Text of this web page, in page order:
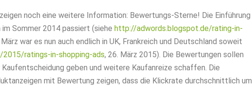
noch eine weitere Information: Bewertungs-Sterne! Die Einführung
Sommer 2014 passiert (siehe http://adwords.blogspot.de/rating-in-
war es nun auch endlich in UK, Frankreich und Deutschland soweit
ratings-in-shopping-ads, 26. März 2015). Die Bewertungen sollen
geben und weitere Kaufanreize schaffen. Die
mit Bewertung zeigen, dass die Klickrate durchschnittlich um